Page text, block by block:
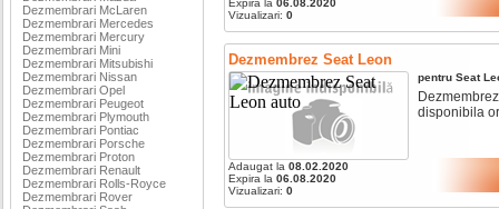
Dezmembrari McLaren
Dezmembrari Mercedes
Dezmembrari Mercury
Dezmembrari Mini
Dezmembrari Mitsubishi
Dezmembrari Nissan
Dezmembrari Opel
Dezmembrari Peugeot
Dezmembrari Plymouth
Dezmembrari Pontiac
Dezmembrari Porsche
Dezmembrari Proton
Dezmembrari Renault
Dezmembrari Rolls-Royce
Dezmembrari Rover
Vizualizari: 0
Dezmembrez Seat Leon
Adaugat la 08.02.2020
Expira la 06.08.2020
Vizualizari: 0
pentru Seat
disponibila